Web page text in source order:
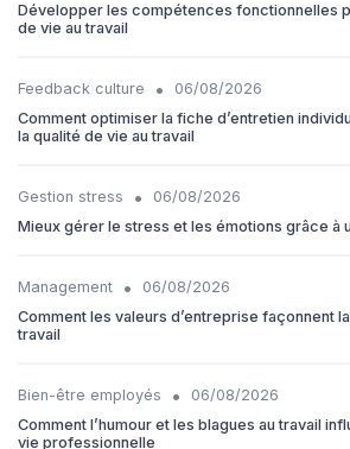
Développer les compétences fonctionnelles
de vie au travail
Feedback culture •
06/08/2026
Comment optimiser la fiche d’entretien
la qualité de vie au travail
Gestion stress •
06/08/2026
Mieux gérer le stress et les émotions grâce à
Management •
06/08/2026
Comment les valeurs d’entreprise façonnent
travail
Bien-être employés •
06/08/2026
Comment l’humour et les blagues au travail
vie professionnelle